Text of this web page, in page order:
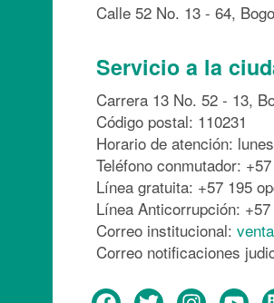
Calle 52 No. 13 - 64,
Servicio a la
Carrera 13 No. 52 - 13,
Código postal: 110231
Horario de atención:
Teléfono conmutador:
Línea gratuita: +57 195
Línea Anticorrupción: +57
Correo institucional:
Correo notificaciones